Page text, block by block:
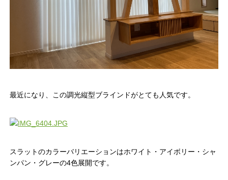
最近になり、この調光縦型ブラインドがとても人気です。
スラットのカラーバリエーションはホワイト・アイボリー・シャ
ンパン・グレーの4色展開です。